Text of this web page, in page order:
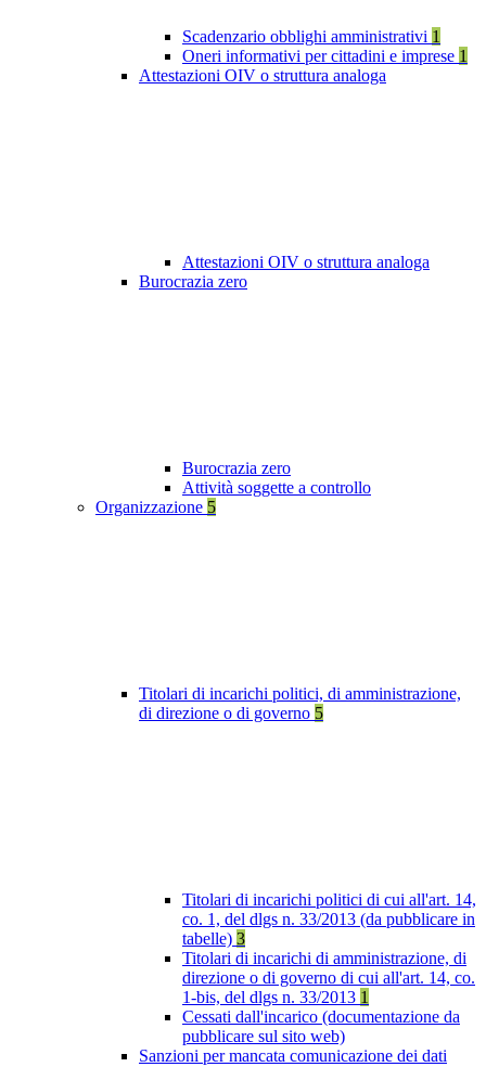
Scadenzario obblighi amministrativi 1
Oneri informativi per cittadini e imprese 1
Attestazioni OIV o struttura analoga
Attestazioni OIV o struttura analoga
Burocrazia zero
Burocrazia zero
Attività soggette a controllo
Organizzazione 5
Titolari di incarichi politici, di amministrazione,
di direzione o di governo 5
Titolari di incarichi politici di cui all'art. 14,
co. 1, del dlgs n. 33/2013 (da pubblicare in
tabelle) 3
Titolari di incarichi di amministrazione, di
direzione o di governo di cui all'art. 14, co.
1-bis, del dlgs n. 33/2013 1
Cessati dall'incarico (documentazione da
pubblicare sul sito web)
Sanzioni per mancata comunicazione dei dati